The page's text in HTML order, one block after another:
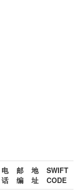
电
话
邮
编
地
址
SWIFT
CODE